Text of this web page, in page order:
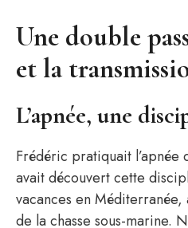
Une double
et la
L’apnée, une
Frédéric pratiquait l’apnée
avait découvert cette
vacances en Méditerranée,
de la chasse sous-marine.